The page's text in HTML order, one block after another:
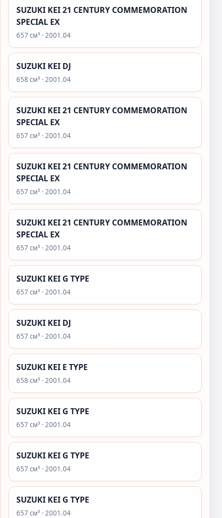
SUZUKI KEI 21 CENTURY COMMEMORATION
SPECIAL EX
657 см³ · 2001.04
SUZUKI KEI DJ
658 см³ · 2001.04
SUZUKI KEI 21 CENTURY COMMEMORATION
SPECIAL EX
657 см³ · 2001.04
SUZUKI KEI 21 CENTURY COMMEMORATION
SPECIAL EX
657 см³ · 2001.04
SUZUKI KEI 21 CENTURY COMMEMORATION
SPECIAL EX
657 см³ · 2001.04
SUZUKI KEI G TYPE
657 см³ · 2001.04
SUZUKI KEI DJ
657 см³ · 2001.04
SUZUKI KEI E TYPE
658 см³ · 2001.04
SUZUKI KEI G TYPE
657 см³ · 2001.04
SUZUKI KEI G TYPE
657 см³ · 2001.04
SUZUKI KEI G TYPE
657 см³ · 2001.04